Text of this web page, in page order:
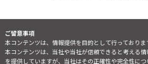
ご留意事項
本コンテンツは、情報提供を目的として行っておりま
本コンテンツは、当社や当社が信頼できると考える
を提供していますが、当社はその正確性や完全性に